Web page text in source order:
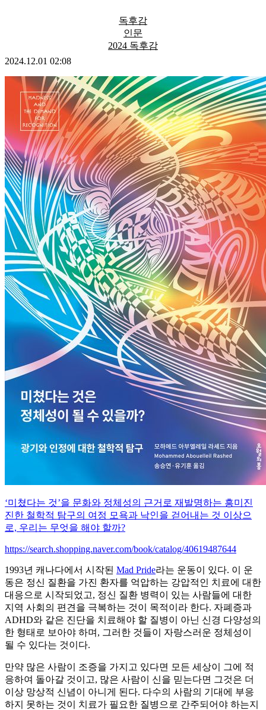
독후감
인문
2024 독후감
2024.12.01 02:08
‘미쳤다는 것’을 문화와 정체성의 근거로 재발명하는 흥미진
진한 철학적 탐구의 여정 모욕과 낙인을 걷어내는 것 이상으
로, 우리는 무엇을 해야 할까?
https://search.shopping.naver.com/book/catalog/40619487644
1993년 캐나다에서 시작된 Mad Pride라는 운동이 있다. 이 운
동은 정신 질환을 가진 환자를 억압하는 강압적인 치료에 대한
대응으로 시작되었고, 정신 질환 병력이 있는 사람들에 대한
지역 사회의 편견을 극복하는 것이 목적이라 한다. 자폐증과
ADHD와 같은 진단을 치료해야 할 질병이 아닌 신경 다양성의
한 형태로 보아야 하며, 그러한 것들이 자랑스러운 정체성이
될 수 있다는 것이다.
만약 많은 사람이 조증을 가지고 있다면 모든 세상이 그에 적
응하여 돌아갈 것이고, 많은 사람이 신을 믿는다면 그것은 더
이상 망상적 신념이 아니게 된다. 다수의 사람의 기대에 부응
하지 못하는 것이 치료가 필요한 질병으로 간주되어야 하는지